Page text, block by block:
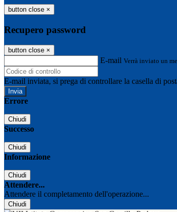
button close ×
Recupero password
button close ×
E-mail Verrà inviato un
E-mail inviata, si prega di controllare la casella di
Errore
Chiudi
Successo
Chiudi
Informazione
Chiudi
Attendere...
Attendere il completamento dell'operazione...
Chiudi